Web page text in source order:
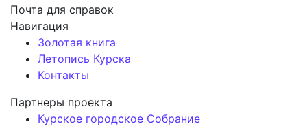
Почта для справок
Навигация
Золотая книга
Летопись Курска
Контакты
Партнеры проекта
Курское городское Собрание